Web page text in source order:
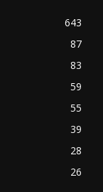
643
87
83
59
55
39
28
26